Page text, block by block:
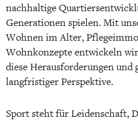
nachhaltige
Generationen spielen. Mit
Wohnen im Alter,
Wohnkonzepte entwickeln
diese Herausforderungen
langfristiger Perspektive.
Sport steht für Leidenschaft,